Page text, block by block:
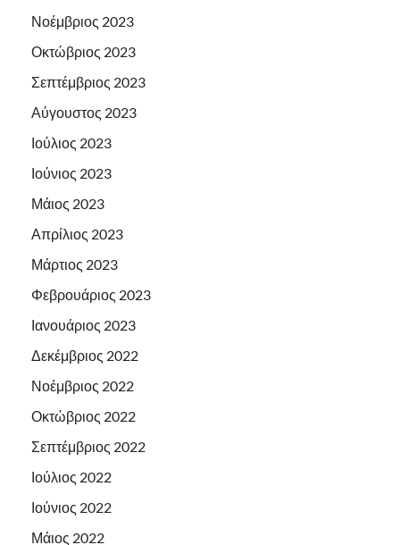
Νοέμβριος 2023
Οκτώβριος 2023
Σεπτέμβριος 2023
Αύγουστος 2023
Ιούλιος 2023
Ιούνιος 2023
Μάιος 2023
Απρίλιος 2023
Μάρτιος 2023
Φεβρουάριος 2023
Ιανουάριος 2023
Δεκέμβριος 2022
Νοέμβριος 2022
Οκτώβριος 2022
Σεπτέμβριος 2022
Ιούλιος 2022
Ιούνιος 2022
Μάιος 2022